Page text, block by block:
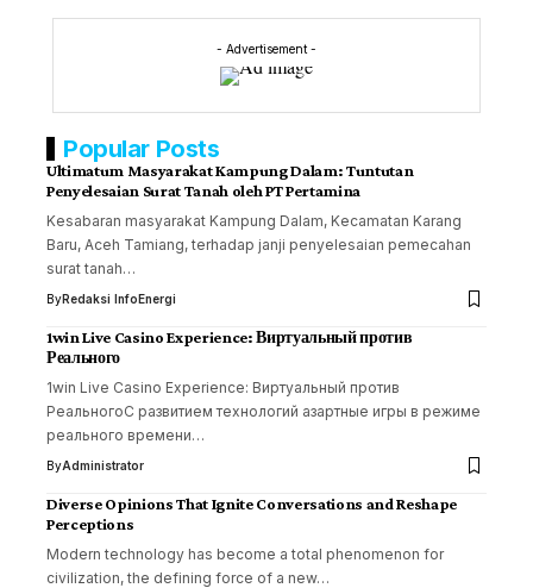
- Advertisement -
Popular Posts
Ultimatum Masyarakat Kampung Dalam: Tuntutan
Penyelesaian Surat Tanah oleh PT Pertamina
Kesabaran masyarakat Kampung Dalam, Kecamatan Karang
Baru, Aceh Tamiang, terhadap janji penyelesaian pemecahan
surat tanah…
ByRedaksi InfoEnergi
1win Live Casino Experience: Виртуальный против
Реального
1win Live Casino Experience: Виртуальный против
РеальногоС развитием технологий азартные игры в режиме
реального времени…
ByAdministrator
Diverse Opinions That Ignite Conversations and Reshape
Perceptions
Modern technology has become a total phenomenon for
civilization, the defining force of a new…